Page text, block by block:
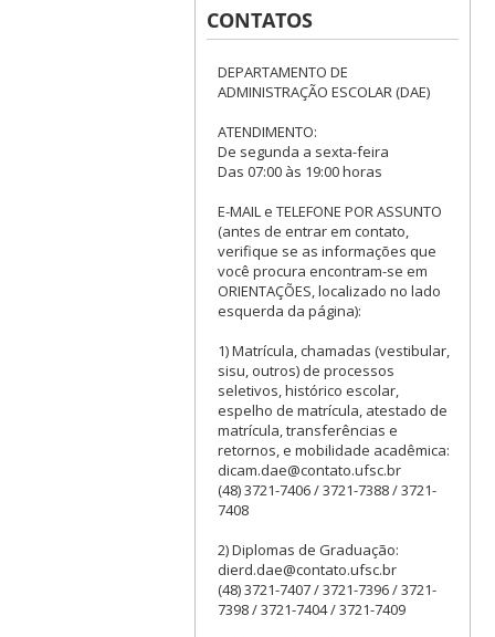
CONTATOS
DEPARTAMENTO DE
ADMINISTRAÇÃO ESCOLAR (DAE)
ATENDIMENTO:
De segunda a sexta-feira
Das 07:00 às 19:00 horas
E-MAIL e TELEFONE POR ASSUNTO
(antes de entrar em contato,
verifique se as informações que
você procura encontram-se em
ORIENTAÇÕES, localizado no lado
esquerda da página):
1) Matrícula, chamadas (vestibular,
sisu, outros) de processos
seletivos, histórico escolar,
espelho de matrícula, atestado de
matrícula, transferências e
retornos, e mobilidade acadêmica:
dicam.dae@contato.ufsc.br
(48) 3721-7406 / 3721-7388 / 3721-
7408
2) Diplomas de Graduação:
dierd.dae@contato.ufsc.br
(48) 3721-7407 / 3721-7396 / 3721-
7398 / 3721-7404 / 3721-7409